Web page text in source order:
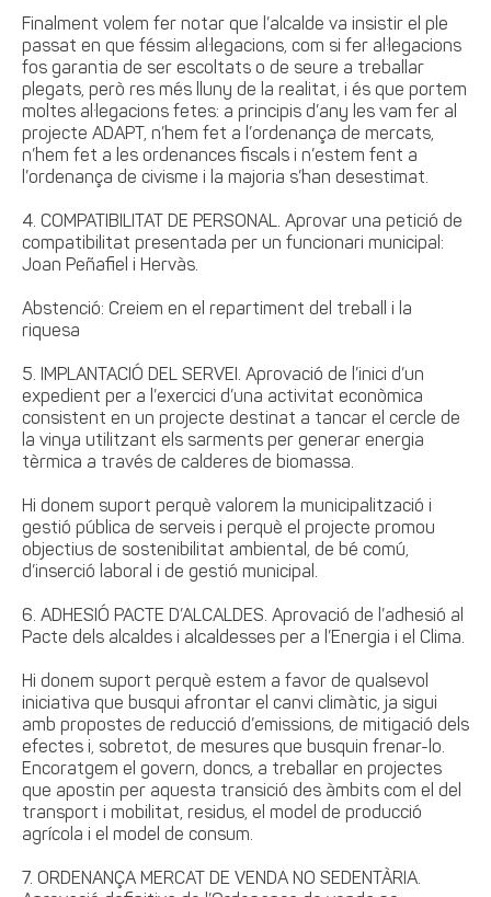
Finalment volem fer notar que l’alcalde va insistir el ple
passat en que féssim al·legacions, com si fer al·legacions
fos garantia de ser escoltats o de seure a treballar
plegats, però res més lluny de la realitat, i és que portem
moltes al·legacions fetes: a principis d’any les vam fer al
projecte ADAPT, n’hem fet a l’ordenança de mercats,
n’hem fet a les ordenances fiscals i n’estem fent a
l’ordenança de civisme i la majoria s’han desestimat.
4. COMPATIBILITAT DE PERSONAL. Aprovar una petició de
compatibilitat presentada per un funcionari municipal:
Joan Peñafiel i Hervàs.
Abstenció: Creiem en el repartiment del treball i la
riquesa
5. IMPLANTACIÓ DEL SERVEI. Aprovació de l’inici d’un
expedient per a l’exercici d’una activitat econòmica
consistent en un projecte destinat a tancar el cercle de
la vinya utilitzant els sarments per generar energia
tèrmica a través de calderes de biomassa.
Hi donem suport perquè valorem la municipalització i
gestió pública de serveis i perquè el projecte promou
objectius de sostenibilitat ambiental, de bé comú,
d’inserció laboral i de gestió municipal.
6. ADHESIÓ PACTE D’ALCALDES. Aprovació de l’adhesió al
Pacte dels alcaldes i alcaldesses per a l’Energia i el Clima.
Hi donem suport perquè estem a favor de qualsevol
iniciativa que busqui afrontar el canvi climàtic, ja sigui
amb propostes de reducció d’emissions, de mitigació dels
efectes i, sobretot, de mesures que busquin frenar-lo.
Encoratgem el govern, doncs, a treballar en projectes
que apostin per aquesta transició des àmbits com el del
transport i mobilitat, residus, el model de producció
agrícola i el model de consum.
7. ORDENANÇA MERCAT DE VENDA NO SEDENTÀRIA.